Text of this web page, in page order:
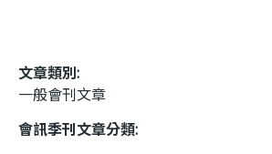
文章類別:
一般會刊文章
會訊季刊文章分類: